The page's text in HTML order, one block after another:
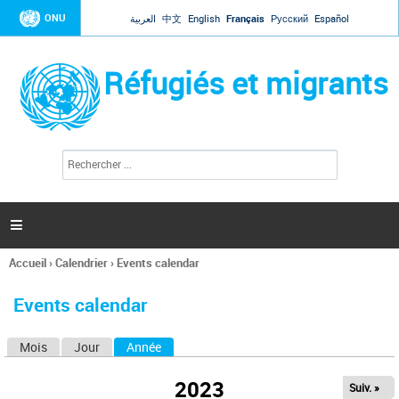
Jump to navigation
ONU العربية 中文 English Français Русский Español
Réfugiés et migrants
l
c
h
e

Vous
ici
Accueil›Calendrier› Events calendar
Events calendar
Mois Jour Année
2023 Suiv. »